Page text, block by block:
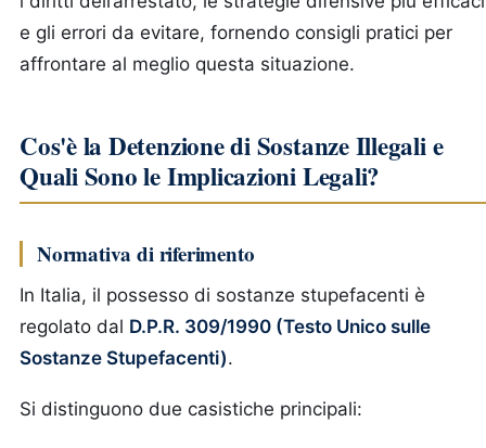
e gli errori da evitare, fornendo consigli pratici per
affrontare al meglio questa situazione.
Cos'è la Detenzione di Sostanze Illegali e
Quali Sono le Implicazioni Legali?
Normativa di riferimento
In Italia, il possesso di sostanze stupefacenti è
regolato dal D.P.R. 309/1990 (Testo Unico sulle
Sostanze Stupefacenti).
Si distinguono due casistiche principali: